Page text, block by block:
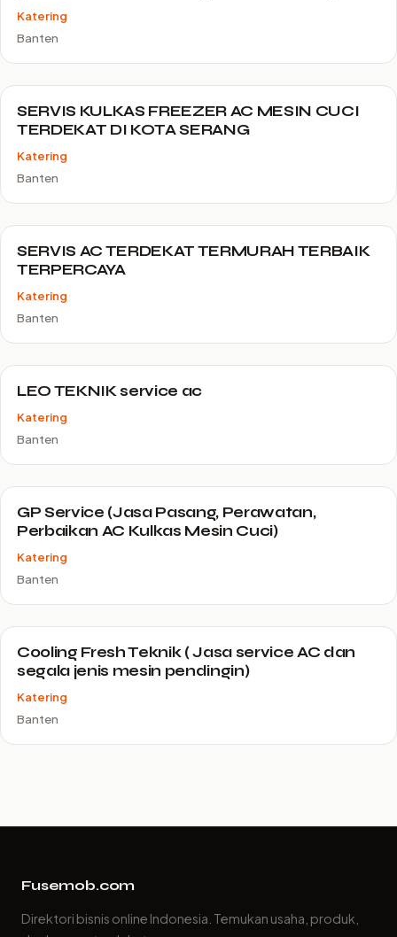
Katering
Banten
SERVIS KULKAS FREEZER AC MESIN CUCI
TERDEKAT DI KOTA SERANG
Katering
Banten
SERVIS AC TERDEKAT TERMURAH TERBAIK
TERPERCAYA
Katering
Banten
LEO TEKNIK service ac
Katering
Banten
GP Service (Jasa Pasang, Perawatan,
Perbaikan AC Kulkas Mesin Cuci)
Katering
Banten
Cooling Fresh Teknik ( Jasa service AC dan
segala jenis mesin pendingin)
Katering
Banten
Fusemob.com
Direktori bisnis online Indonesia. Temukan usaha, produk,